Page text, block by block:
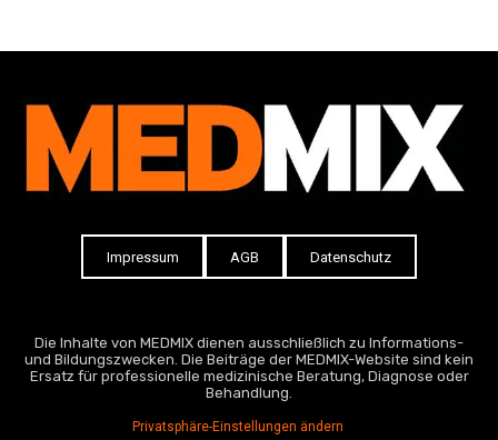
Impressum AGB Datenschutz
Die Inhalte von MEDMIX dienen ausschließlich zu Informations-
und Bildungszwecken. Die Beiträge der MEDMIX-Website sind kein
Ersatz für professionelle medizinische Beratung, Diagnose oder
Behandlung.
Privatsphäre-Einstellungen ändern